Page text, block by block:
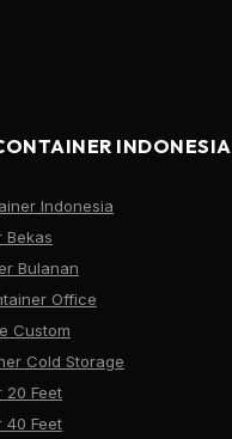
INDONESIA
Indonesia
Bekas
Bulanan
Office
Custom
Cold Storage
20 Feet
40 Feet